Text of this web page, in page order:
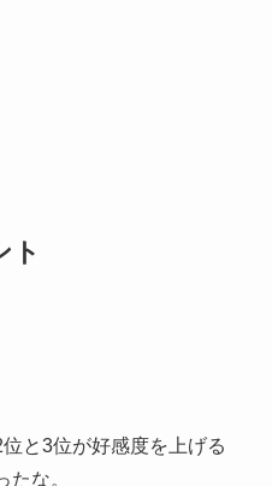
ト
と3位が好感度を上げる
たな。